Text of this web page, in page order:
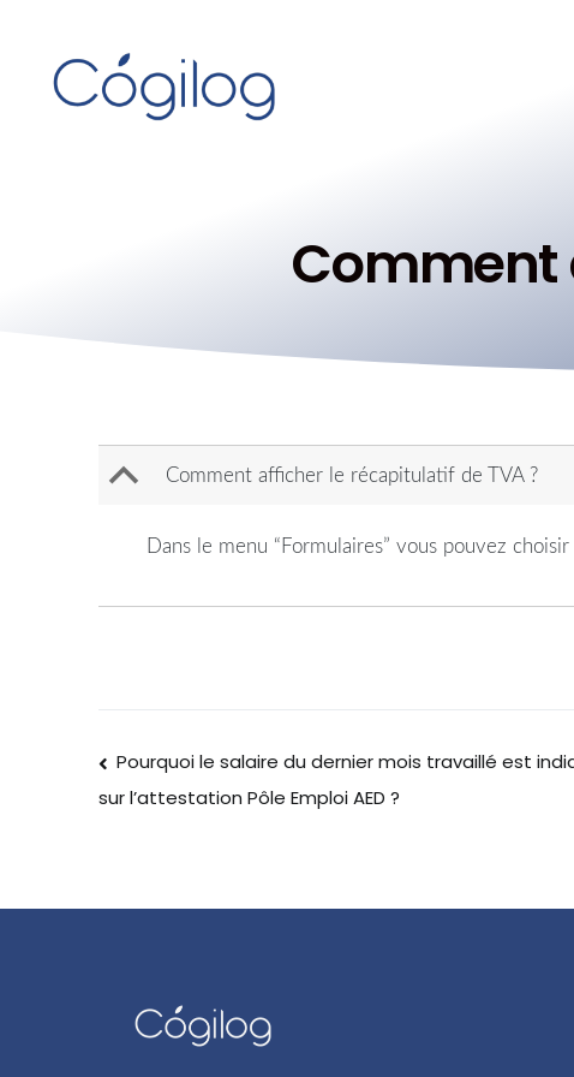
Comment
B Comment afficher le récapitulatif de TVA ?
Dans le menu “Formulaires” vous pouvez
Pourquoi le salaire du dernier mois travaillé est
sur l’attestation Pôle Emploi AED ?